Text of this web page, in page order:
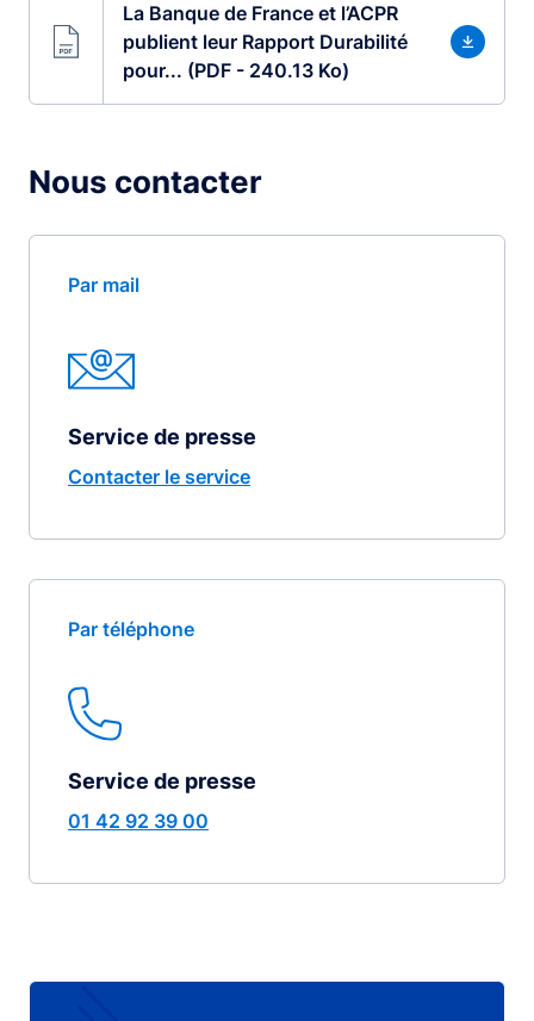
La Banque de France et l’ACPR
publient leur Rapport Durabilité
pour... (PDF - 240.13 Ko)
Nous contacter
Par mail
Service de presse
Contacter le service
Par téléphone
Service de presse
01 42 92 39 00